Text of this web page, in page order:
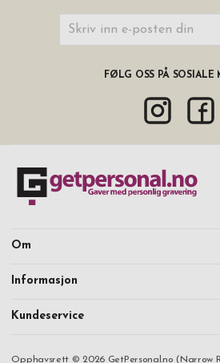
FØLG OSS PÅ SOSIALE
Om
Informasjon
Kundeservice
Opphavsrett © 2026 GetPersonal.no (Narrow